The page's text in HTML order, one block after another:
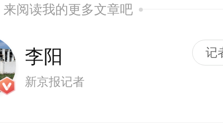
来阅读我的更多文章吧
李阳
新京报记者
记